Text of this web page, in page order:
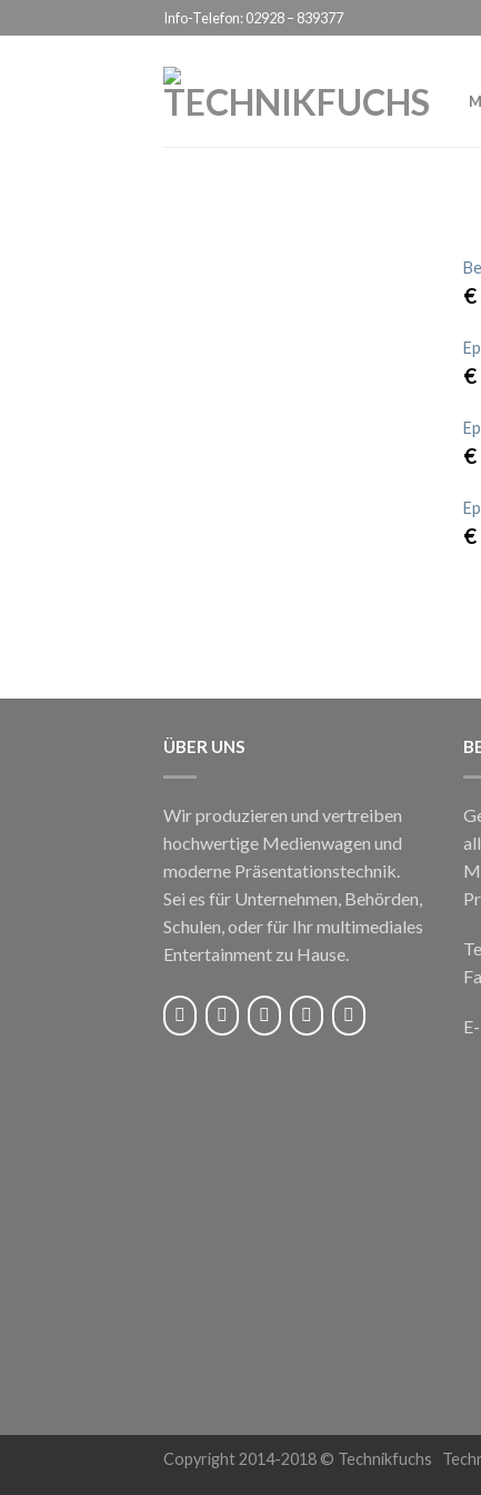
Info-Telefon: 02928 – 839377
€
€
€
€
ÜBER UNS
Wir produzieren und vertreiben
hochwertige Medienwagen und
moderne Präsentationstechnik.
Sei es für Unternehmen, Behörden,
Schulen, oder für Ihr multimediales
Entertainment zu Hause.
Copyright 2014-2018 © Technikfuchs